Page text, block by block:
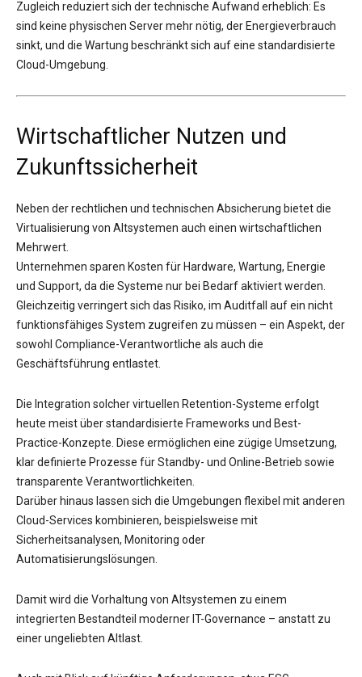
Zugleich reduziert sich der technische Aufwand erheblich: Es
sind keine physischen Server mehr nötig, der Energieverbrauch
sinkt, und die Wartung beschränkt sich auf eine standardisierte
Cloud-Umgebung.
Wirtschaftlicher Nutzen und
Zukunftssicherheit
Neben der rechtlichen und technischen Absicherung bietet die
Virtualisierung von Altsystemen auch einen wirtschaftlichen
Mehrwert.
Unternehmen sparen Kosten für Hardware, Wartung, Energie
und Support, da die Systeme nur bei Bedarf aktiviert werden.
Gleichzeitig verringert sich das Risiko, im Auditfall auf ein nicht
funktionsfähiges System zugreifen zu müssen – ein Aspekt, der
sowohl Compliance-Verantwortliche als auch die
Geschäftsführung entlastet.
Die Integration solcher virtuellen Retention-Systeme erfolgt
heute meist über standardisierte Frameworks und Best-
Practice-Konzepte. Diese ermöglichen eine zügige Umsetzung,
klar definierte Prozesse für Standby- und Online-Betrieb sowie
transparente Verantwortlichkeiten.
Darüber hinaus lassen sich die Umgebungen flexibel mit anderen
Cloud-Services kombinieren, beispielsweise mit
Sicherheitsanalysen, Monitoring oder
Automatisierungslösungen.
Damit wird die Vorhaltung von Altsystemen zu einem
integrierten Bestandteil moderner IT-Governance – anstatt zu
einer ungeliebten Altlast.